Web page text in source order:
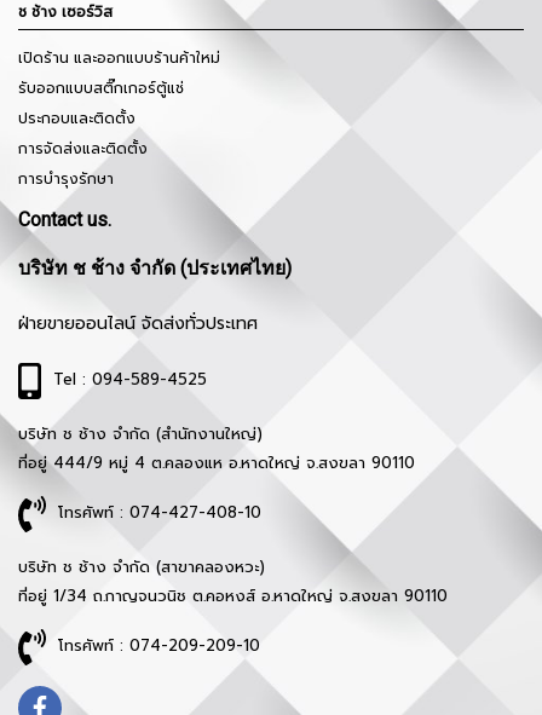
ช ช้าง เซอร์วิส
เปิดร้าน และออกแบบร้านค้าใหม่
รับออกแบบสติ๊กเกอร์ตู้แช่
ประกอบและติดตั้ง
การจัดส่งและติดตั้ง
การบำรุงรักษา
Contact us.
บริษัท ช ช้าง จำกัด (ประเทศไทย)
ฝ่ายขายออนไลน์ จัดส่งทั่วประเทศ
Tel : 094-589-4525
บริษัท ช ช้าง จำกัด (สำนักงานใหญ่)
ที่อยู่ 444/9 หมู่ 4 ต.คลองแห อ.หาดใหญ่ จ.สงขลา 90110
โทรศัพท์ : 074-427-408-10
บริษัท ช ช้าง จำกัด (สาขาคลองหวะ)
ที่อยู่ 1/34 ถ.กาญจนวนิช ต.คอหงส์ อ.หาดใหญ่ จ.สงขลา 90110
โทรศัพท์ : 074-209-209-10